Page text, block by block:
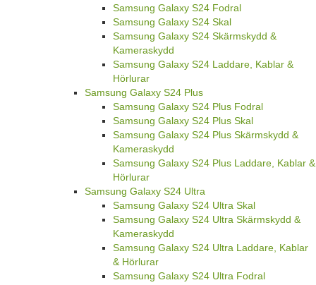
Samsung Galaxy S24 Fodral
Samsung Galaxy S24 Skal
Samsung Galaxy S24 Skärmskydd &
Kameraskydd
Samsung Galaxy S24 Laddare, Kablar &
Hörlurar
Samsung Galaxy S24 Plus
Samsung Galaxy S24 Plus Fodral
Samsung Galaxy S24 Plus Skal
Samsung Galaxy S24 Plus Skärmskydd &
Kameraskydd
Samsung Galaxy S24 Plus Laddare, Kablar &
Hörlurar
Samsung Galaxy S24 Ultra
Samsung Galaxy S24 Ultra Skal
Samsung Galaxy S24 Ultra Skärmskydd &
Kameraskydd
Samsung Galaxy S24 Ultra Laddare, Kablar
& Hörlurar
Samsung Galaxy S24 Ultra Fodral